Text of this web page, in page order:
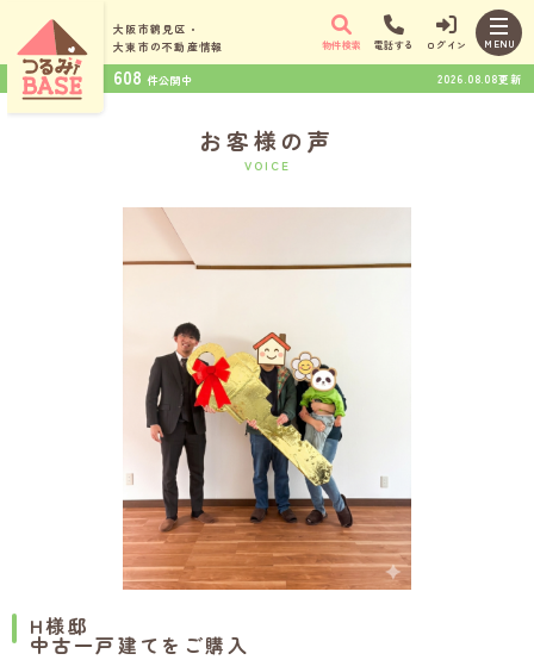
大阪市鶴見区・
大東市の不動産情報 物件検索 電話する ログイン MENU
608 件公開中 2026.08.08更新
お客様の声
VOICE
H様邸
中古一戸建てをご購入